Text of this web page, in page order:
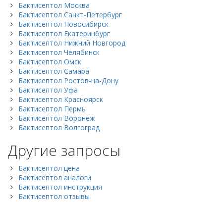
Бактисептол Москва
Бактисептол Санкт-Петербург
Бактисептол Новосибирск
Бактисептол Екатеринбург
Бактисептол Нижний Новгород
Бактисептол Челябинск
Бактисептол Омск
Бактисептол Самара
Бактисептол Ростов-на-Дону
Бактисептол Уфа
Бактисептол Красноярск
Бактисептол Пермь
Бактисептол Воронеж
Бактисептол Волгоград
Другие запросы
Бактисептол цена
Бактисептол аналоги
Бактисептол инструкция
Бактисептол отзывы